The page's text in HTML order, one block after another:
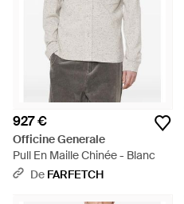
927 €
Officine Generale
Pull En Maille Chinée - Blanc
De FARFETCH